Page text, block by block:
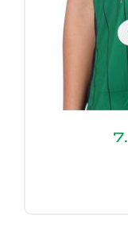
7.